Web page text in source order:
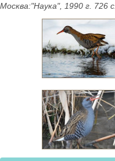
Москва:"Наука", 1990 г. 726 с.